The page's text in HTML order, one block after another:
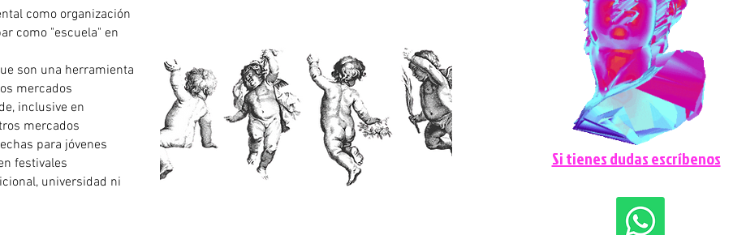
como organización
como "escuela" en
son una herramienta
mercados
inclusive en
mercados
para jóvenes
festivales
universidad ni
​Si tienes dudas escríbenos